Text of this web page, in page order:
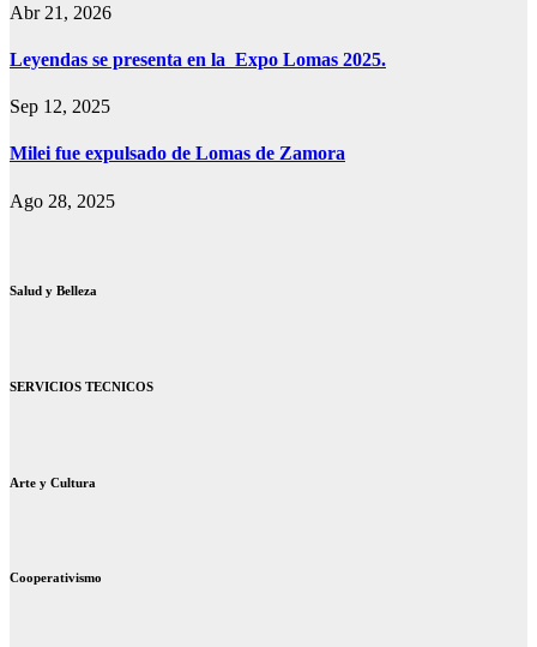
Abr 21, 2026
Leyendas se presenta en la Expo Lomas 2025.
Sep 12, 2025
Milei fue expulsado de Lomas de Zamora
Ago 28, 2025
Salud y Belleza
SERVICIOS TECNICOS
Arte y Cultura
Cooperativismo